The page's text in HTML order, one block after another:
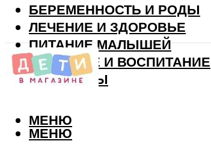
БЕРЕМЕННОСТЬ И РОДЫ
ЛЕЧЕНИЕ И ЗДОРОВЬЕ
ПИТАНИЕ МАЛЫШЕЙ
РАЗВИТИЕ И ВОСПИТАНИЕ
ВИТАМИНЫ
МЕНЮ
МЕНЮ